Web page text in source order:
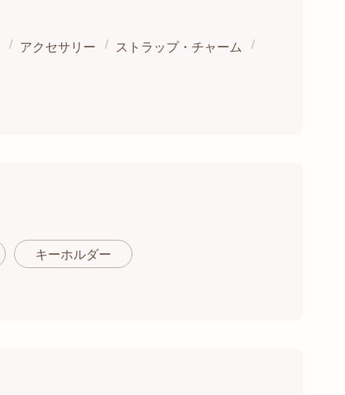
アクセサリー
ストラップ・チャーム
キーホルダー